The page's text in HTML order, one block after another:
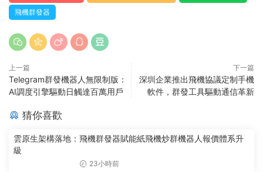
飛機群發器
上一篇
Telegram群發機器人無限制版：
AI調度引擎驅動日觸達百萬用戶
下一篇
深圳企業推出飛機協議定制手機
軟件，群發工具驅動通信革新
猜你喜歡
雲原生架構落地：飛機群發器賦能紙飛機炒群機器人報價體系升
級
23小時前